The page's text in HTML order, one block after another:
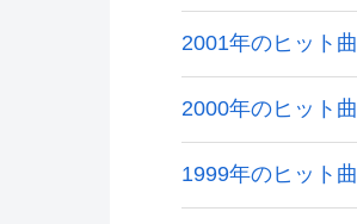
2001年のヒット曲
2000年のヒット曲
1999年のヒット曲